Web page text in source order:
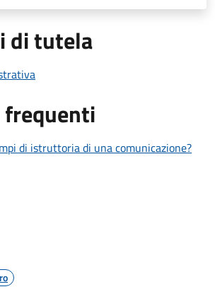
di tutela
frequenti
di istruttoria di una comunicazione?